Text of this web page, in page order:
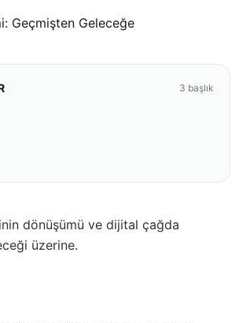
3 başlık
dönüşümü ve dijital çağda
üzerine.